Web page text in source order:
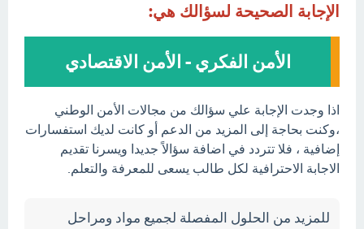
الإجابة الصحيحة لسؤالك هي:
الأمن الفكري - الأمن الاقتصادي
اذا وجدت الإجابة علي سؤالك من مجالات الأمن الوطني
،وكنت بحاجة إلى المزيد من الدعم أو كانت لديك استفسارات
إضافية ، فلا تتردد في اضافة سؤالاً جديدا ويسرنا تقديم
الاجابة الاحترافية لكل طالب يسعى للمعرفة والتعلم.
للمزيد من الحلول المفصلة لجميع مواد ومراحل